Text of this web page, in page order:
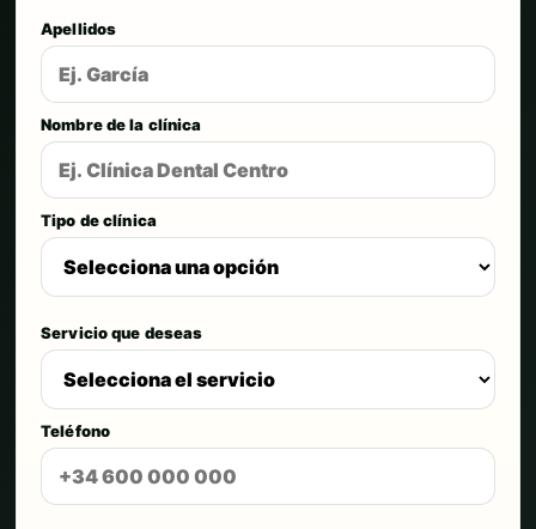
Apellidos
Nombre de la clínica
Tipo de clínica
Servicio que deseas
Teléfono